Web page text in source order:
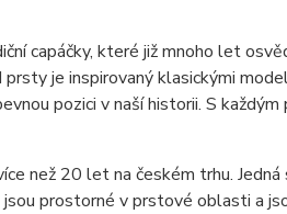
capáčky, které již mnoho let
je inspirovaný klasickými
pozici v naší historii. S
než 20 let na českém trhu.
prostorné v prstové oblasti a